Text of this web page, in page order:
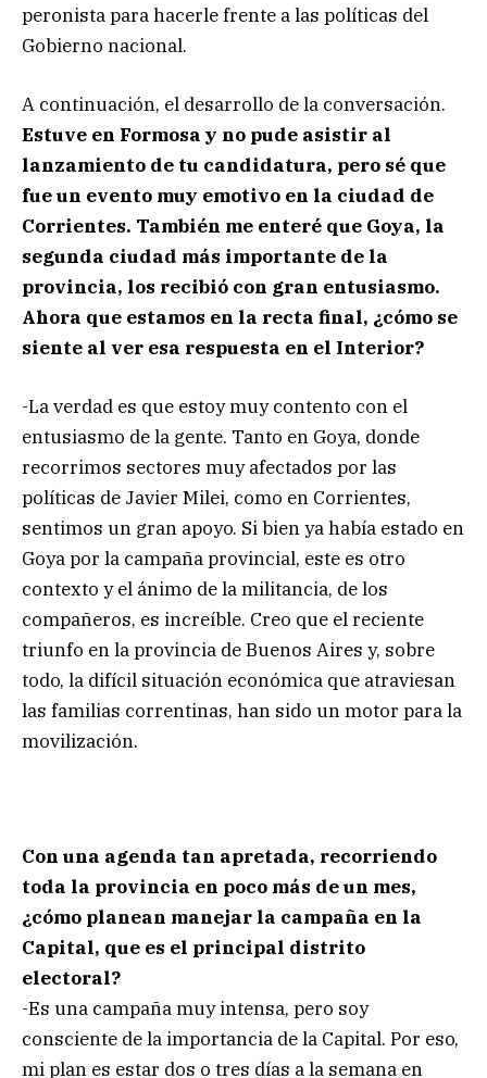
peronista para hacerle frente a las políticas del
Gobierno nacional.
A continuación, el desarrollo de la conversación.
Estuve en Formosa y no pude asistir al
lanzamiento de tu candidatura, pero sé que
fue un evento muy emotivo en la ciudad de
Corrientes. También me enteré que Goya, la
segunda ciudad más importante de la
provincia, los recibió con gran entusiasmo.
Ahora que estamos en la recta final, ¿cómo se
siente al ver esa respuesta en el Interior?
-La verdad es que estoy muy contento con el
entusiasmo de la gente. Tanto en Goya, donde
recorrimos sectores muy afectados por las
políticas de Javier Milei, como en Corrientes,
sentimos un gran apoyo. Si bien ya había estado en
Goya por la campaña provincial, este es otro
contexto y el ánimo de la militancia, de los
compañeros, es increíble. Creo que el reciente
triunfo en la provincia de Buenos Aires y, sobre
todo, la difícil situación económica que atraviesan
las familias correntinas, han sido un motor para la
movilización.
Con una agenda tan apretada, recorriendo
toda la provincia en poco más de un mes,
¿cómo planean manejar la campaña en la
Capital, que es el principal distrito
electoral?
-Es una campaña muy intensa, pero soy
consciente de la importancia de la Capital. Por eso,
mi plan es estar dos o tres días a la semana en